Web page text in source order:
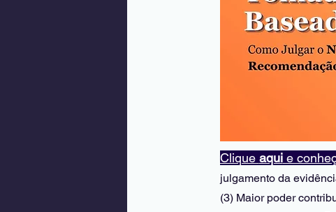
Clique aqui e
julgamento da
(3) Maior poder